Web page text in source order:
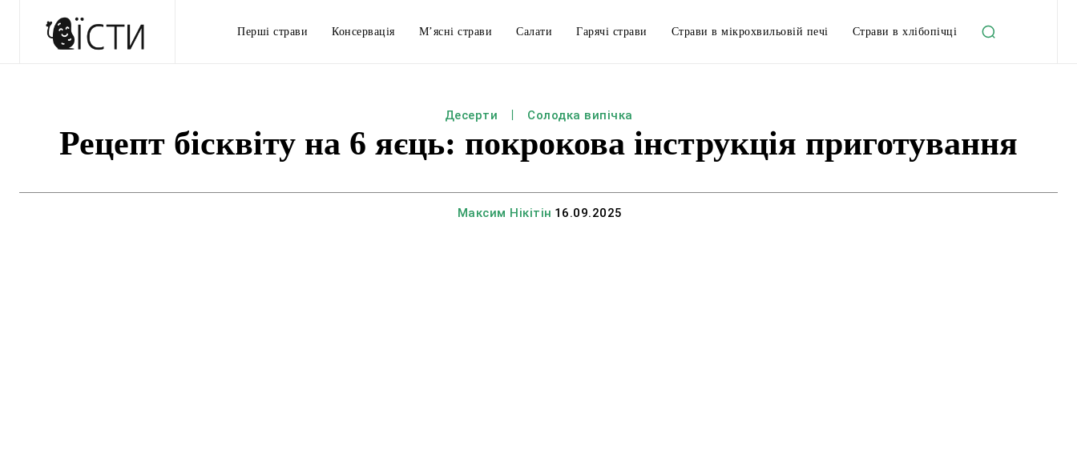
Перші страви Консервація М’ясні страви Салати Гарячі страви Страви в мікрохвильовій печі Страви в хлібопічці
Десерти Солодка випічка
Рецепт бісквіту на 6 яєць: покрокова інструкція приготування
Максим Нікітін 16.09.2025